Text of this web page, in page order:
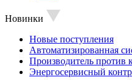
Новинки
Новые поступления
Автоматизированная
Производитель против
Энергосервисный